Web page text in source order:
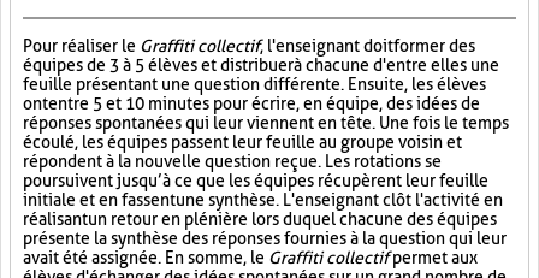
Pour réaliser le Graffiti collectif, l'enseignant doit former des
équipes de 3 à 5 élèves et distribuer à chacune d'entre elles une
feuille présentant une question différente. Ensuite, les élèves
ont entre 5 et 10 minutes pour écrire, en équipe, des idées de
réponses spontanées qui leur viennent en tête. Une fois le temps
écoulé, les équipes passent leur feuille au groupe voisin et
répondent à la nouvelle question reçue. Les rotations se
poursuivent jusqu’à ce que les équipes récupèrent leur feuille
initiale et en fassent une synthèse. L'enseignant clôt l'activité en
réalisant un retour en plénière lors duquel chacune des équipes
présente la synthèse des réponses fournies à la question qui leur
avait été assignée. En somme, le Graffiti collectifpermet aux